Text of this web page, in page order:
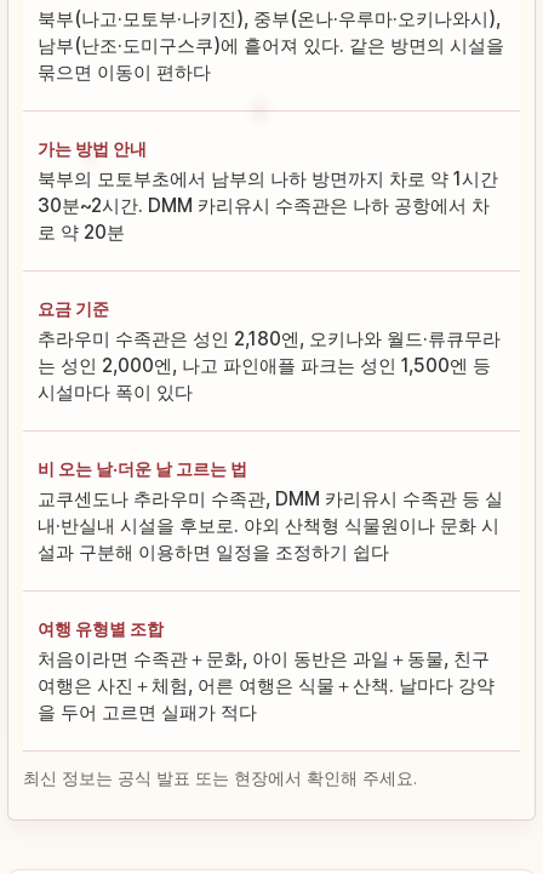
북부(나고·모토부·나키진), 중부(온나·우루마·오키나와시),
남부(난조·도미구스쿠)에 흩어져 있다. 같은 방면의 시설을
묶으면 이동이 편하다
가는 방법 안내
북부의 모토부초에서 남부의 나하 방면까지 차로 약 1시간
30분~2시간. DMM 카리유시 수족관은 나하 공항에서 차
로 약 20분
요금 기준
추라우미 수족관은 성인 2,180엔, 오키나와 월드·류큐무라
는 성인 2,000엔, 나고 파인애플 파크는 성인 1,500엔 등
시설마다 폭이 있다
비 오는 날·더운 날 고르는 법
교쿠센도나 추라우미 수족관, DMM 카리유시 수족관 등 실
내·반실내 시설을 후보로. 야외 산책형 식물원이나 문화 시
설과 구분해 이용하면 일정을 조정하기 쉽다
여행 유형별 조합
처음이라면 수족관＋문화, 아이 동반은 과일＋동물, 친구
여행은 사진＋체험, 어른 여행은 식물＋산책. 날마다 강약
을 두어 고르면 실패가 적다
최신 정보는 공식 발표 또는 현장에서 확인해 주세요.